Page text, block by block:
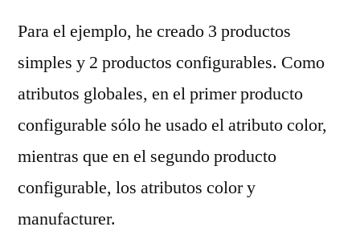
Para el ejemplo, he creado 3 productos
simples y 2 productos configurables. Como
atributos globales, en el primer producto
configurable sólo he usado el atributo color,
mientras que en el segundo producto
configurable, los atributos color y
manufacturer.